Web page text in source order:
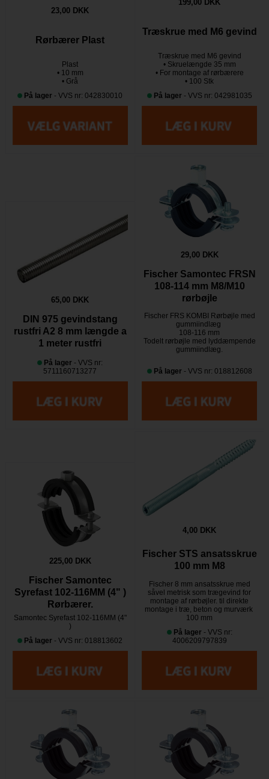
23,00 DKK
Rørbærer Plast
Plast
• 10 mm
• Grå
På lager - VVS nr: 042830010
199,00 DKK
Træskrue med M6 gevind
Træskrue med M6 gevind
• Skruelængde 35 mm
• For montage af rørbærere
• 100 Stk
På lager - VVS nr: 042981035
65,00 DKK
DIN 975 gevindstang
rustfri A2 8 mm længde a
1 meter rustfri
På lager - VVS nr:
5711160713277
29,00 DKK
Fischer Samontec FRSN
108-114 mm M8/M10
rørbøjle
Fischer FRS KOMBI Rørbøjle med
gummiindlæg
108-116 mm
Todelt rørbøjle med lyddæmpende
gummiindlæg.
På lager - VVS nr: 018812608
225,00 DKK
Fischer Samontec
Syrefast 102-116MM (4" )
Rørbærer.
Samontec Syrefast 102-116MM (4"
)
På lager - VVS nr: 018813602
4,00 DKK
Fischer STS ansatsskrue
100 mm M8
Fischer 8 mm ansatsskrue med
såvel metrisk som trægevind for
montage af rørbøjler. til direkte
montage i træ, beton og murværk
100 mm
På lager - VVS nr:
4006209797839